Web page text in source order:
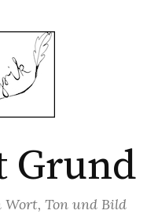
Grund
Wort, Ton und Bild